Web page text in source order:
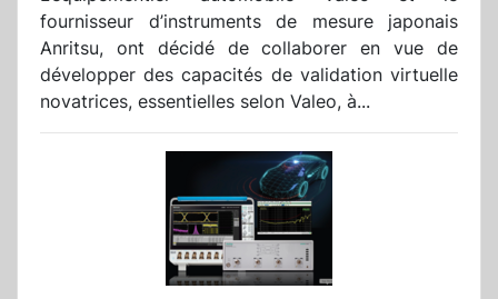
fournisseur d’instruments de mesure japonais
Anritsu, ont décidé de collaborer en vue de
développer des capacités de validation virtuelle
novatrices, essentielles selon Valeo, à...